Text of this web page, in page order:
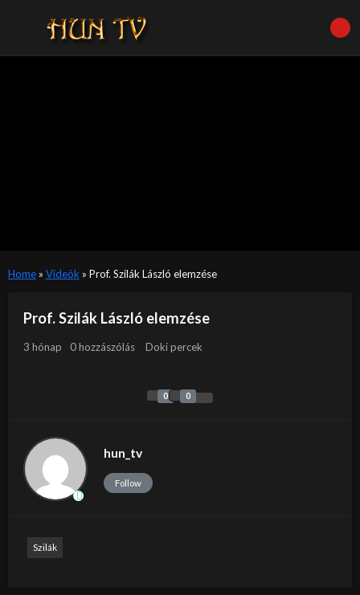
Home» Videók » Prof. Szilák László elemzése
Prof. Szilák László elemzése
3 hónap 0 hozzászólás Doki percek
0 0
hun_tv
Follow
Szilák